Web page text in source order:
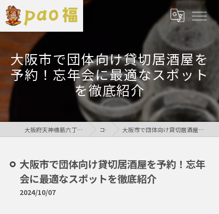
大阪市で団体向け貸切居酒屋を
予約！忘年会に最適なスポット
を徹底紹介
大阪府天神橋筋六丁目の居酒屋なら鶏居酒屋pao福 コラム 大阪市で団体向け貸切居酒屋を予約！忘年会に最適なスポットを徹底紹介
大阪市で団体向け貸切居酒屋を予約！忘年
会に最適なスポットを徹底紹介
2024/10/07